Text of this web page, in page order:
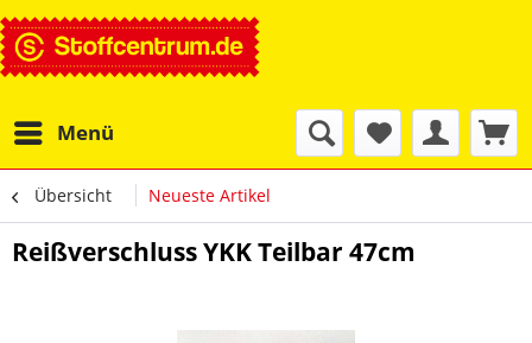
Menü
Übersicht Neueste Artikel
Reißverschluss YKK Teilbar 47cm